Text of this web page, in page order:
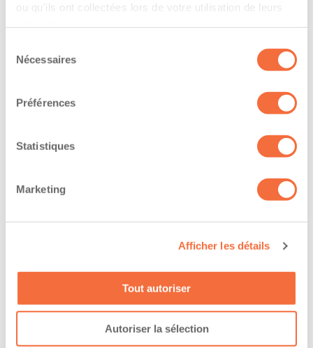
ou qu'ils ont collectées lors de votre utilisation de leurs
Nécessaires
Préférences
Statistiques
Marketing
Afficher les détails
Tout autoriser
Autoriser la sélection
quebec
Diplômes et certifications
permis de conduire
Formations / certifications - Mention M sur le
work at/during :
Jour
Expérience